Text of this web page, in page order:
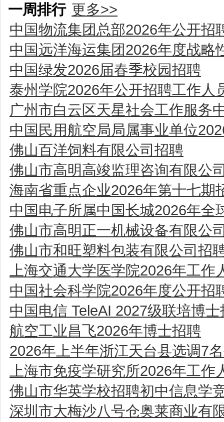
一周排行 更多>>
中国物流集团总部2026年公开招
中国远洋海运集团2026年度战略
中国绿发2026届春季校园招聘
泰州学院2026年公开招聘工作人
广州市白云区天星社会工作服务
中国民用航空局局属事业单位
佛山百洋饲料有限公司招聘
佛山市高明高竣监理咨询有限公
海南省重点企业2026年第十七期
中国电子所属中国长城2026年全
佛山市高明正一机械设备有限公
佛山市和旺塑料包装有限公司招
上海交通大学医学院2026年工
中国社会科学院2026年度公开招
中国电信 TeleAI 2027级联培博士
航空工业昌飞2026年博士招聘
2026年上半年浙江天台县选调7
上海市免疫学研究所2026年工作
佛山市华英学校招聘初中信息学
深圳市大梅沙八号仓奥莱商业有